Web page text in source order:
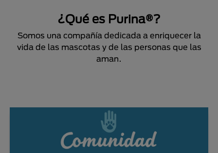
¿Qué es Purina®?
Somos una compañía dedicada a enriquecer la
vida de las mascotas y de las personas que las
aman.